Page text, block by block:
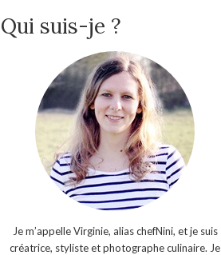
Qui suis-je ?
Je m’appelle Virginie, alias chefNini, et je suis
créatrice, styliste et photographe culinaire. Je